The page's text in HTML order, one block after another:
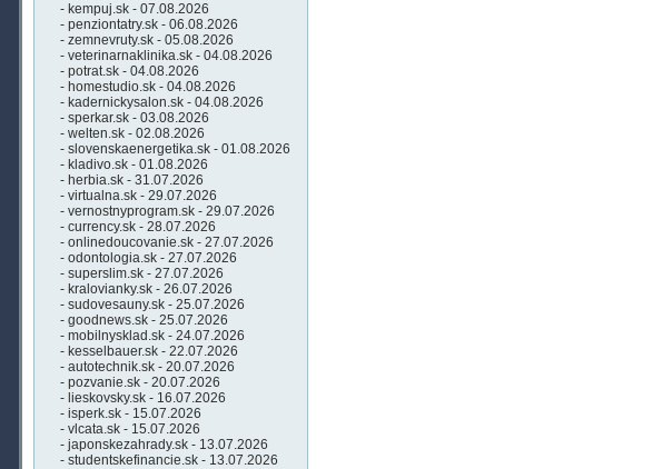
- kempuj.sk - 07.08.2026
- penziontatry.sk - 06.08.2026
- zemnevruty.sk - 05.08.2026
- veterinarnaklinika.sk - 04.08.2026
- potrat.sk - 04.08.2026
- homestudio.sk - 04.08.2026
- kadernickysalon.sk - 04.08.2026
- sperkar.sk - 03.08.2026
- welten.sk - 02.08.2026
- slovenskaenergetika.sk - 01.08.2026
- kladivo.sk - 01.08.2026
- herbia.sk - 31.07.2026
- virtualna.sk - 29.07.2026
- vernostnyprogram.sk - 29.07.2026
- currency.sk - 28.07.2026
- onlinedoucovanie.sk - 27.07.2026
- odontologia.sk - 27.07.2026
- superslim.sk - 27.07.2026
- kralovianky.sk - 26.07.2026
- sudovesauny.sk - 25.07.2026
- goodnews.sk - 25.07.2026
- mobilnysklad.sk - 24.07.2026
- kesselbauer.sk - 22.07.2026
- autotechnik.sk - 20.07.2026
- pozvanie.sk - 20.07.2026
- lieskovsky.sk - 16.07.2026
- isperk.sk - 15.07.2026
- vlcata.sk - 15.07.2026
- japonskezahrady.sk - 13.07.2026
- studentskefinancie.sk - 13.07.2026